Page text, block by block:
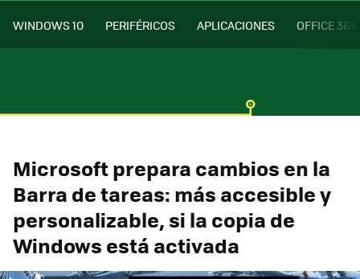
WINDOWS 10 PERIFÉRICOS APLICACIONES OFFICE 365
Microsoft prepara cambios en la
Barra de tareas: más accesible y
personalizable, si la copia de
Windows está activada